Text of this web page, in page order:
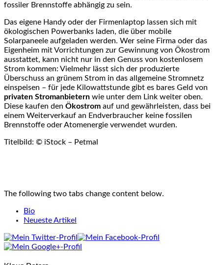
fossiler Brennstoffe abhängig zu sein.
Das eigene Handy oder der Firmenlaptop lassen sich mit
ökologischen Powerbanks laden, die über mobile
Solarpaneele aufgeladen werden. Wer seine Firma oder das
Eigenheim mit Vorrichtungen zur Gewinnung von Ökostrom
ausstattet, kann nicht nur in den Genuss von kostenlosem
Strom kommen: Vielmehr lässt sich der produzierte
Überschuss an grünem Strom in das allgemeine Stromnetz
einspeisen – für jede Kilowattstunde gibt es bares Geld von
privaten Stromanbietern wie unter dem Link weiter oben.
Diese kaufen den Ökostrom auf und gewährleisten, dass bei
einem Weiterverkauf an Endverbraucher keine fossilen
Brennstoffe oder Atomenergie verwendet wurden.
Titelbild: © iStock – Petmal
The following two tabs change content below.
Bio
Neueste Artikel